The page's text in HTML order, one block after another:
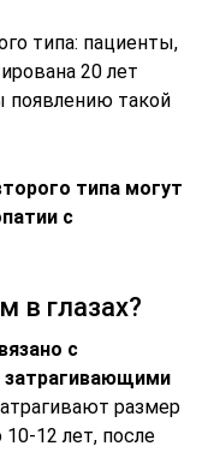
типа: пациенты,
20 лет
появлению такой
типа могут
с
в глазах?
с
затрагивающими
размер
12 лет, после